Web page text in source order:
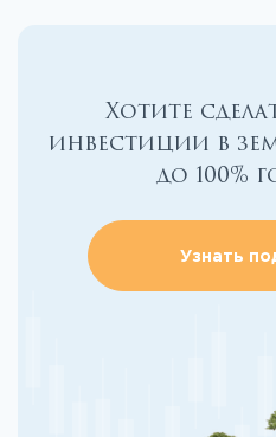
Хотите
инвестиции в
до 100%
Узнать